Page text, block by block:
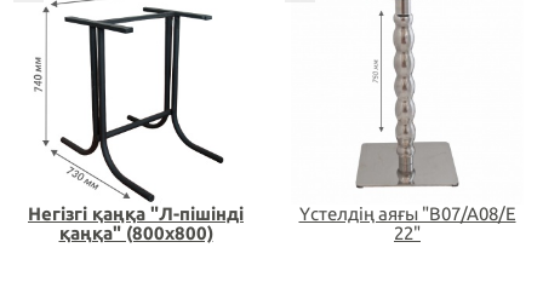
Негізгі қаңқа "Л-пішінді
қаңқа" (800х800)
Үстелдің аяғы "B07/A08/Е
22"